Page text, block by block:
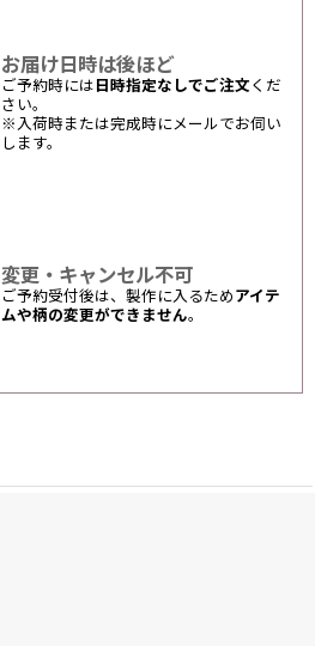
お届け日時は後ほど
ご予約時には 日時指定なしでご注文 くだ
さい。
※入荷時または完成時にメールでお伺い
します。
変更・キャンセル不可
ご予約受付後は、製作に入るため アイテ
ムや柄の変更ができません。